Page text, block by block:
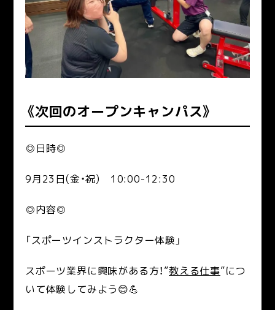
《次回のオープンキャンパス》
◎日時◎
9月23日(金・祝) 10:00-12:30
◎内容◎
「スポーツインストラクター体験」
スポーツ業界に興味がある方！”教える仕事”につ
いて体験してみよう😊💪